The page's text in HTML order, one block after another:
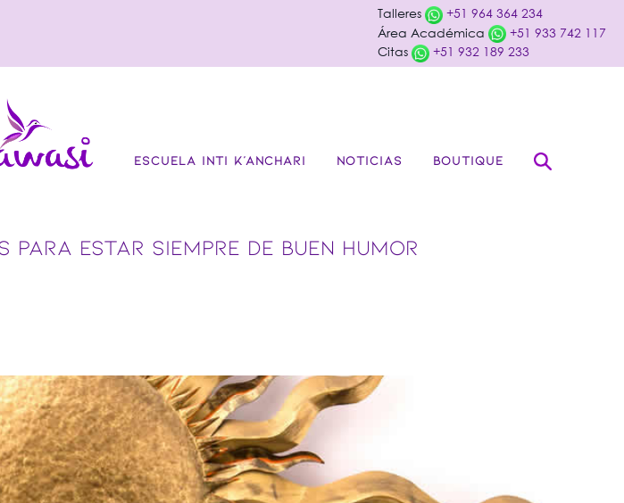
Talleres
+51 964 364 234
Área Académica
+51 933 742 117
Citas
+51 932 189 233
ESCUELA INTI K’ANCHARI NOTICIAS BOUTIQUE
PARA ESTAR SIEMPRE DE BUEN HUMOR